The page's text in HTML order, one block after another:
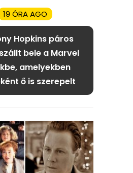
19 ÓRA AGO
Hopkins páros
bele a Marvel
amelyekben
ő is szerepelt